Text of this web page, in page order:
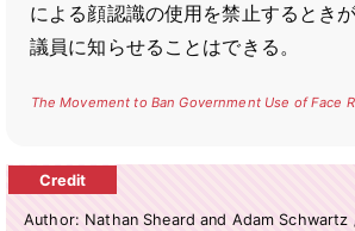
による顔認識の使用を禁止するとき
議員に知らせることはできる。
The Movement to Ban Government Use of Face
Author: Nathan Sheard and Adam Schwartz